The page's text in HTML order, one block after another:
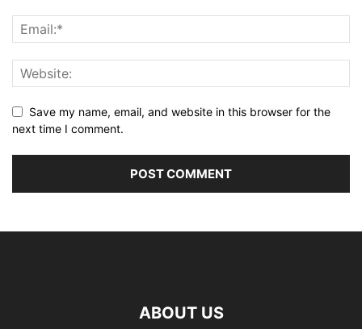
Save my name, email, and website in this browser for the
next time I comment.
ABOUT US